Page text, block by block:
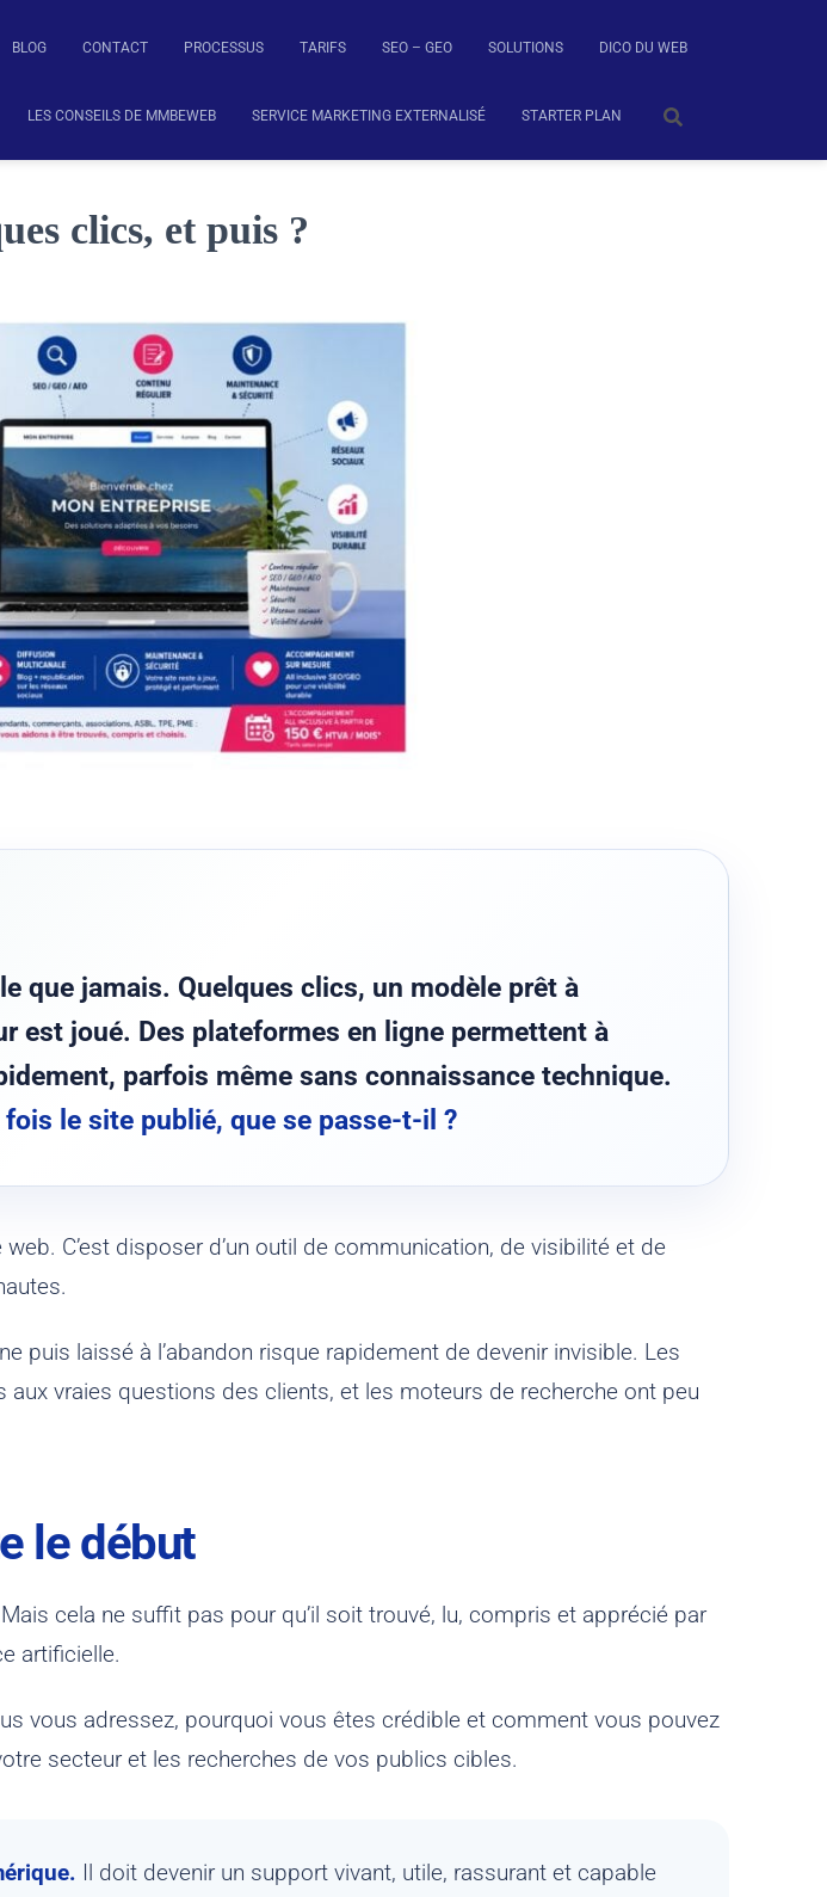
BLOG CONTACT PROCESSUS TARIFS SEO – GEO SOLUTIONS DICO DU WEB
LES CONSEILS DE MMBEWEB SERVICE MARKETING EXTERNALISÉ STARTER PLAN
clics, et puis ?
que jamais. Quelques clics, un modèle prêt à
est joué. Des plateformes en ligne permettent à
parfois même sans connaissance technique.
fois le site publié, que se passe-t-il ?
C’est disposer d’un outil de communication, de visibilité et de
puis laissé à l’abandon risque rapidement de devenir invisible. Les
vraies questions des clients, et les moteurs de recherche ont peu
le début
cela ne suffit pas pour qu’il soit trouvé, lu, compris et apprécié par
artificielle.
vous adressez, pourquoi vous êtes crédible et comment vous pouvez
secteur et les recherches de vos publics cibles.
Il doit devenir un support vivant, utile, rassurant et capable